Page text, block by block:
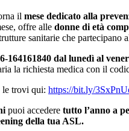
il mese dedicato alla
offre alle donne di età
sanitarie che
164161840 dal lunedì al
la richiesta medica con il
le trovi qui: https://bit.ly/
puoi accedere tutto l’anno a
della tua ASL.